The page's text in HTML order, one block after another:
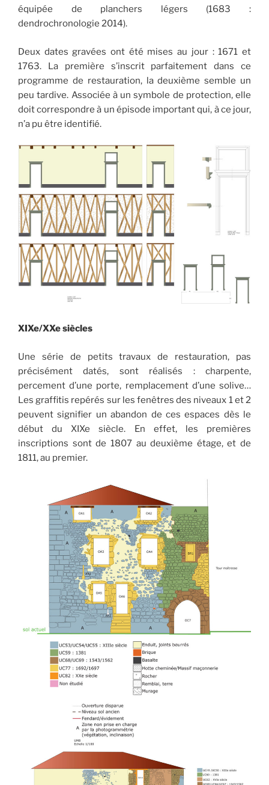
équipée de planchers légers (1683 :
dendrochronologie 2014).
Deux dates gravées ont été mises au jour : 1671 et
1763. La première s’inscrit parfaitement dans ce
programme de restauration, la deuxième semble un
peu tardive. Associée à un symbole de protection, elle
doit correspondre à un épisode important qui, à ce jour,
n’a pu être identifié.
XIXe/XXe siècles
Une série de petits travaux de restauration, pas
précisément datés, sont réalisés : charpente,
percement d’une porte, remplacement d’une solive…
Les graffitis repérés sur les fenêtres des niveaux 1 et 2
peuvent signifier un abandon de ces espaces dès le
début du XIXe siècle. En effet, les premières
inscriptions sont de 1807 au deuxième étage, et de
1811, au premier.